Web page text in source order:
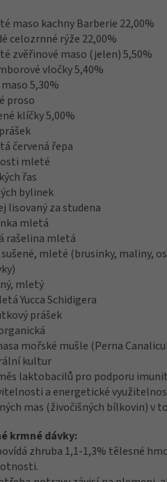
maso kachny Barberie 22,00%
celozrnné rýže 22,00%
zvěřinové maso (jelen) 5,50%
vločky 5,40%
5,30%
proso
klíčky 5,00%
červená řepa
mleté
řas
bylinek
lisovaný za studena
mletá
rašelina mletá
mleté (brusinky, maliny,
mletý
Yucca Schidigera
prášek
mořské mušle (Perna
kultur
laktobacilů pro podporu
a energetické
mas (živočišných bílkovin) v
krmné dávky:
zhruba 1,1-1,3% tělesné